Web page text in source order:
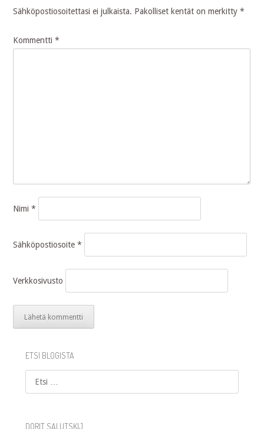
Sähköpostiosoitettasi ei julkaista. Pakolliset kentät on merkitty*
Kommentti*
Nimi*
Sähköpostiosoite*
Verkkosivusto
ETSI BLOGISTA
Etsi
DORIT SALUTSKIJ